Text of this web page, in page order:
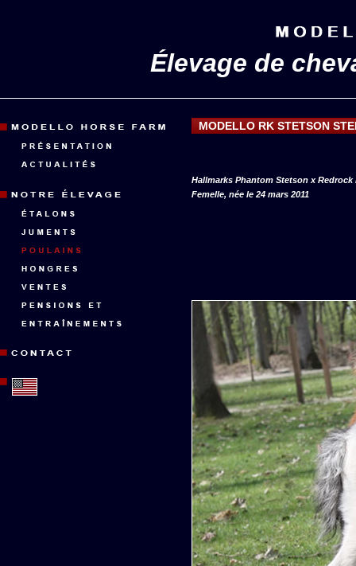
Élevage de
MODELLO RK STETSON
Hallmarks Phantom Stetson x Redrock
Femelle, née le 24 mars 2011